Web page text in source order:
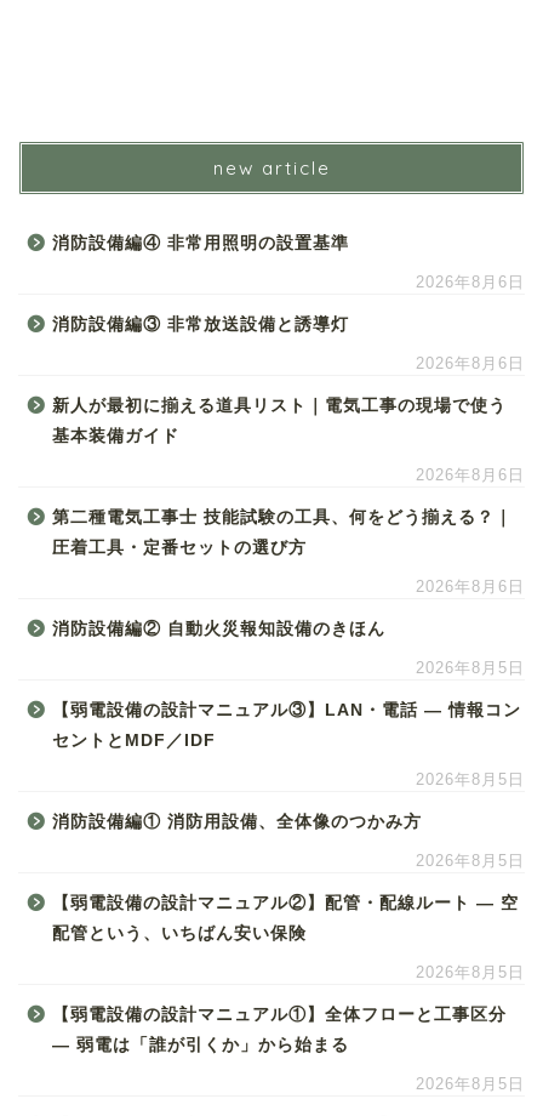
new article
消防設備編④ 非常用照明の設置基準
2026年8月6日
消防設備編③ 非常放送設備と誘導灯
2026年8月6日
新人が最初に揃える道具リスト｜電気工事の現場で使う
基本装備ガイド
2026年8月6日
第二種電気工事士 技能試験の工具、何をどう揃える？｜
圧着工具・定番セットの選び方
2026年8月6日
消防設備編② 自動火災報知設備のきほん
2026年8月5日
【弱電設備の設計マニュアル③】LAN・電話 ― 情報コン
セントとMDF／IDF
2026年8月5日
消防設備編① 消防用設備、全体像のつかみ方
2026年8月5日
【弱電設備の設計マニュアル②】配管・配線ルート ― 空
配管という、いちばん安い保険
2026年8月5日
【弱電設備の設計マニュアル①】全体フローと工事区分
― 弱電は「誰が引くか」から始まる
2026年8月5日